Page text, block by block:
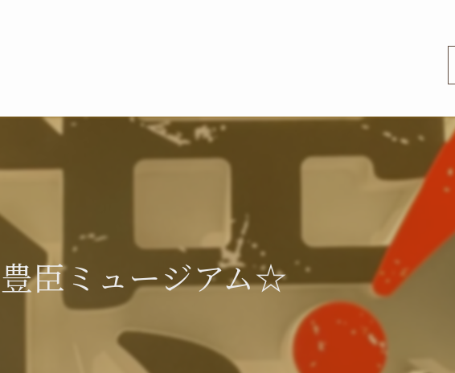
豊臣ミュージアム☆